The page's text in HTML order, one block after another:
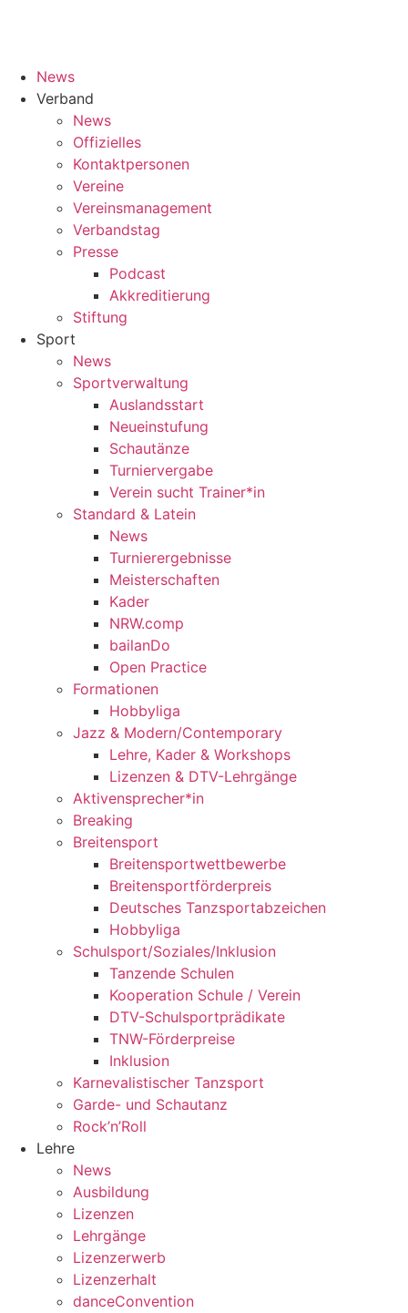
News
Verband
News
Offizielles
Kontaktpersonen
Vereine
Vereinsmanagement
Verbandstag
Presse
Podcast
Akkreditierung
Stiftung
Sport
News
Sportverwaltung
Auslandsstart
Neueinstufung
Schautänze
Turniervergabe
Verein sucht Trainer*in
Standard & Latein
News
Turnierergebnisse
Meisterschaften
Kader
NRW.comp
bailanDo
Open Practice
Formationen
Hobbyliga
Jazz & Modern/Contemporary
Lehre, Kader & Workshops
Lizenzen & DTV-Lehrgänge
Aktivensprecher*in
Breaking
Breitensport
Breitensportwettbewerbe
Breitensportförderpreis
Deutsches Tanzsportabzeichen
Hobbyliga
Schulsport/Soziales/Inklusion
Tanzende Schulen
Kooperation Schule / Verein
DTV-Schulsportprädikate
TNW-Förderpreise
Inklusion
Karnevalistischer Tanzsport
Garde- und Schautanz
Rock’n’Roll
Lehre
News
Ausbildung
Lizenzen
Lehrgänge
Lizenzerwerb
Lizenzerhalt
danceConvention